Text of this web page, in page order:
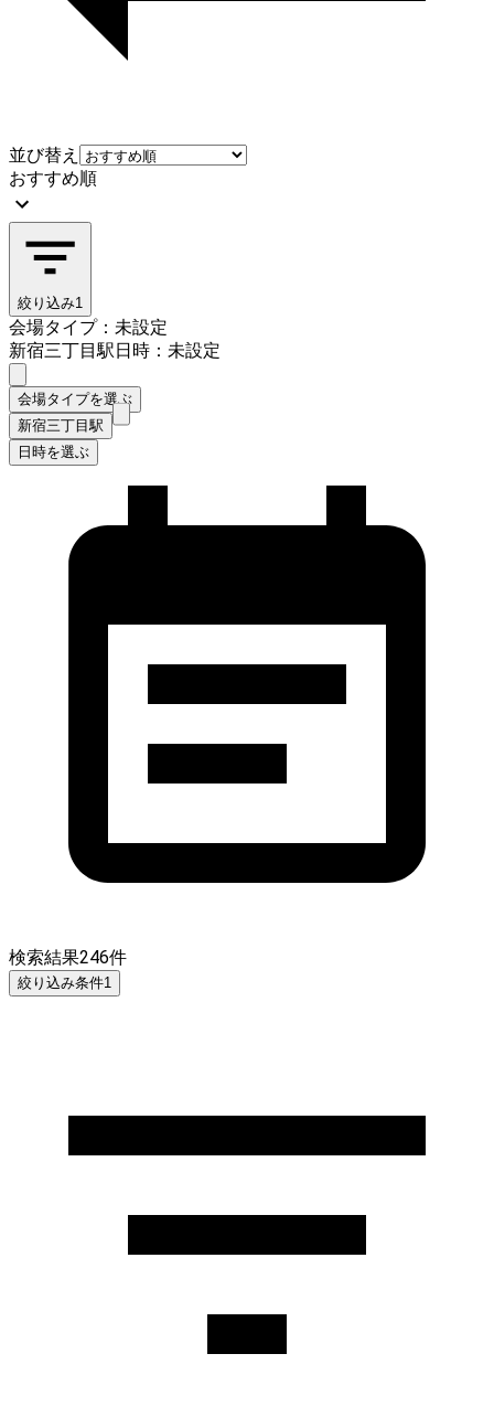
並び替え
おすすめ順
絞り込み1
会場タイプ：未設定
新宿三丁目駅日時：未設定
会場タイプを選ぶ
新宿三丁目駅
日時を選ぶ
検索結果246件
絞り込み条件1